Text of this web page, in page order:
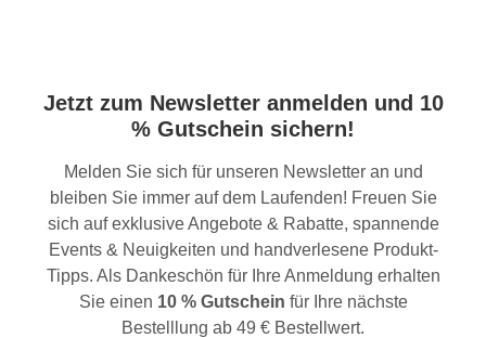
Jetzt zum Newsletter anmelden und 10
% Gutschein sichern!
Melden Sie sich für unseren Newsletter an und
bleiben Sie immer auf dem Laufenden! Freuen Sie
sich auf exklusive Angebote & Rabatte, spannende
Events & Neuigkeiten und handverlesene Produkt-
Tipps. Als Dankeschön für Ihre Anmeldung erhalten
Sie einen 10 % Gutschein für Ihre nächste
Bestelllung ab 49 € Bestellwert.